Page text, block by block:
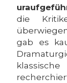
die
gab es